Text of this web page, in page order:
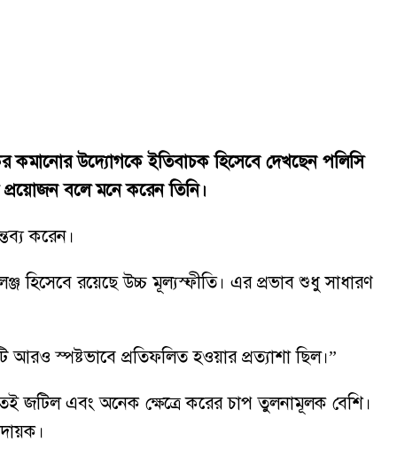
কমানোর উদ্যোগকে ইতিবাচক হিসেবে দেখছেন পলিসি
বলে মনে করেন তিনি।
করেন।
রয়েছে উচ্চ মূল্যস্ফীতি। এর প্রভাব শুধু সাধারণ
আরও স্পষ্টভাবে প্রতিফলিত হওয়ার প্রত্যাশা ছিল।”
জটিল এবং অনেক ক্ষেত্রে করের চাপ তুলনামূলক বেশি।